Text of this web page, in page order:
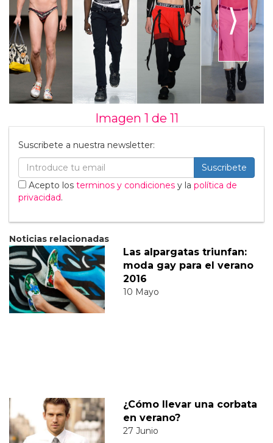
⟩
Imagen 1 de 11
Suscribete a nuestra newsletter:
Suscribete
Acepto los terminos y condiciones y la política de
privacidad.
Noticias relacionadas
Las alpargatas triunfan:
moda gay para el verano
2016
10 Mayo
¿Cómo llevar una corbata
en verano?
27 Junio